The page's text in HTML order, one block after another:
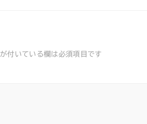
が付いている欄は必須項目です